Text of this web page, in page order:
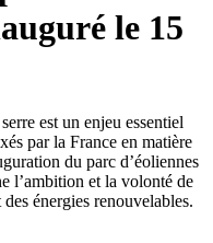
le 15
est un enjeu essentiel
par la France en matière
du parc d’éoliennes
l’ambition et la volonté de
énergies renouvelables.